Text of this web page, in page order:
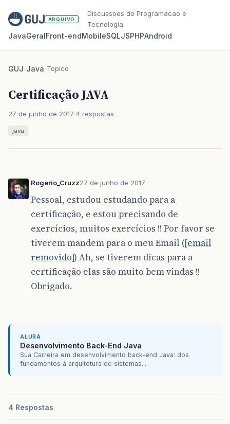
ARQUIVO
Discussoes de Programacao e
Tecnologia
JavaGeralFront‑endMobileSQLJSPHPAndroid
GUJ/Java/Topico
Certificação JAVA
27 de junho de 2017 4 respostas
java
Rogerio_Cruzz27 de junho de 2017
Pessoal, estudou estudando para a
certificação, e estou precisando de
exercícios, muitos exercícios !! Por favor se
tiverem mandem para o meu Email ([email
removido]) Ah, se tiverem dicas para a
certificação elas são muito bem vindas !!
Obrigado.
ALURA
Desenvolvimento Back-End Java
Sua Carreira em desenvolvimento back-end Java: dos
fundamentos à arquitetura de sistemas...
4 Respostas